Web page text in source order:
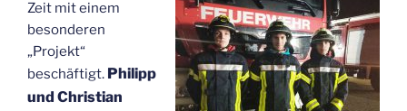
Zeit mit einem
besonderen
„Projekt“
beschäftigt. Philipp
und Christian